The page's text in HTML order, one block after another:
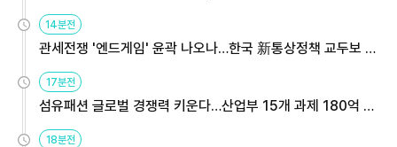
14분전
관세전쟁 '엔드게임' 윤곽 나오나…한국 新통상정책 교두보 활
17분전
섬유패션 글로벌 경쟁력 키운다…산업부 15개 과제 180억 지
18분전